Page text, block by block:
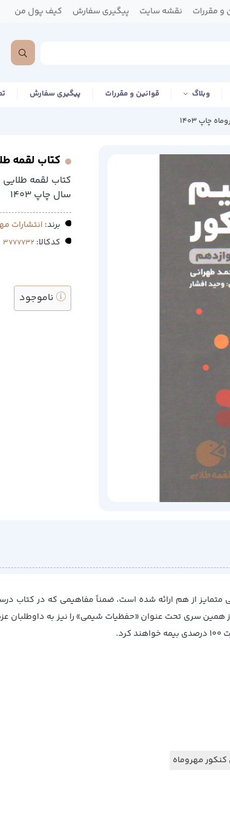
و مقررات نقشه سایت پیگیری سفارش کیف پول من
وبلاگ قوانین و مقررات پیگیری سفارش
چاپ 1403
کتاب لقمه
کتاب لقمه
سال چاپ 1403
برند: انتشارات
کدکالا:
ناموجود
از هم ارائه شده است، ضمناً مفاهیمی که در کتاب
همین سری تحت عنوان «حفظیات شیمی» را نیز به داوطلبان
مهروماه